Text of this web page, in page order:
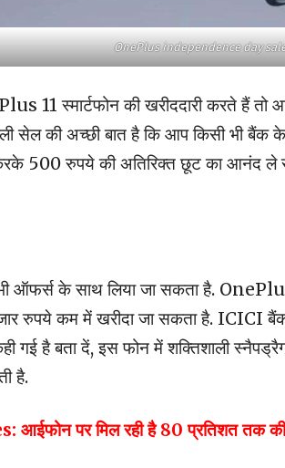
OnePlus independence day
11 स्मार्टफोन की खरीददारी करते हैं तो
सेल की अच्छी बात है कि आप किसी भी
500 रुपये की अतिरिक्त छूट का आनंद ले
ऑफर्स के साथ लिया जा सकता है.
रुपये कम में खरीदा जा सकता है. ICICI
गई है बता दें, इस फोन में शक्तिशाली
है.
पर मिल रही है 80 प्रतिशत तक की